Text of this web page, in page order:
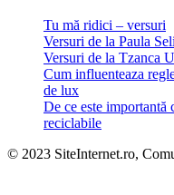
Tu mă ridici – versuri
Versuri de la Paula
Versuri de la Tzanca
Cum influenteaza
de lux
De ce este importantă
reciclabile
© 2023 SiteInternet.ro,